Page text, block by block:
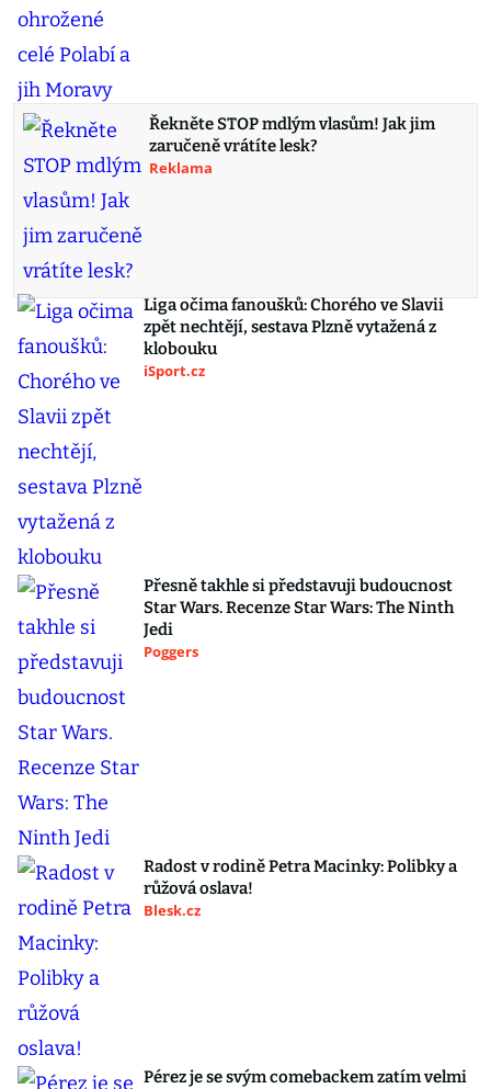
Řekněte STOP mdlým vlasům! Jak jim
zaručeně vrátíte lesk?
Reklama
Liga očima fanoušků: Chorého ve Slavii
zpět nechtějí, sestava Plzně vytažená z
klobouku
iSport.cz
Přesně takhle si představuji budoucnost
Star Wars. Recenze Star Wars: The Ninth
Jedi
Poggers
Radost v rodině Petra Macinky: Polibky a
růžová oslava!
Blesk.cz
Pérez je se svým comebackem zatím velmi